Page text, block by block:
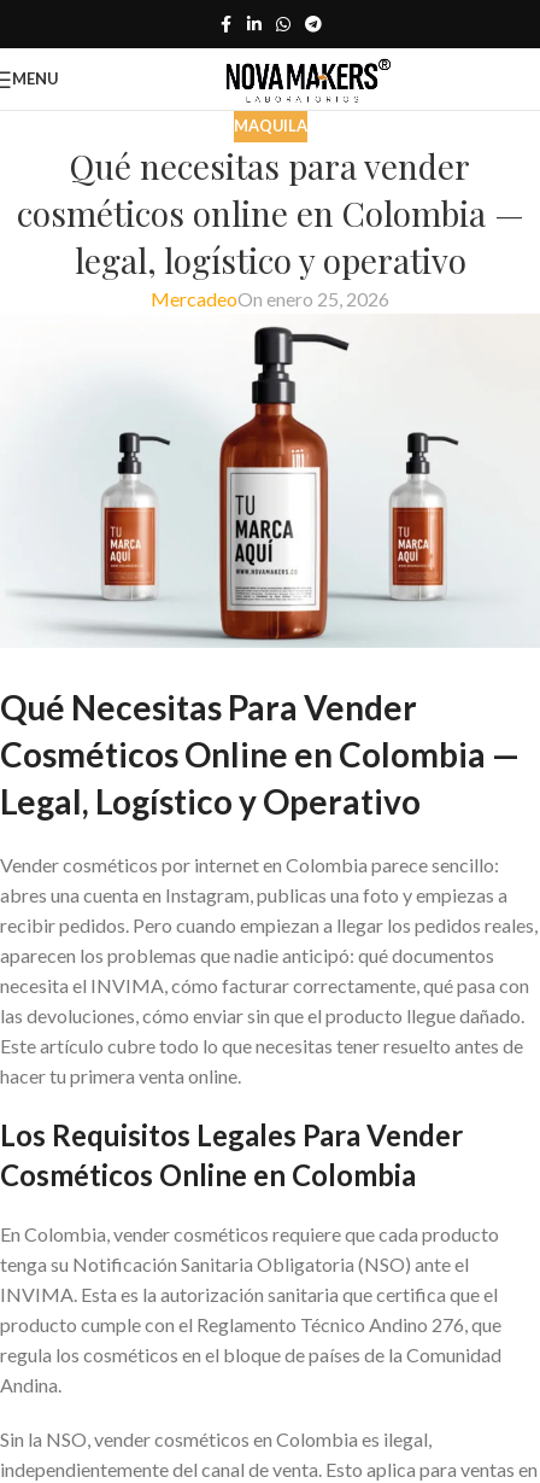
MENU
MAQUILA
Qué necesitas para vender
cosméticos online en Colombia —
legal, logístico y operativo
MercadeoOn enero 25, 2026
Qué Necesitas Para Vender
Cosméticos Online en Colombia —
Legal, Logístico y Operativo
Vender cosméticos por internet en Colombia parece sencillo:
abres una cuenta en Instagram, publicas una foto y empiezas a
recibir pedidos. Pero cuando empiezan a llegar los pedidos reales,
aparecen los problemas que nadie anticipó: qué documentos
necesita el INVIMA, cómo facturar correctamente, qué pasa con
las devoluciones, cómo enviar sin que el producto llegue dañado.
Este artículo cubre todo lo que necesitas tener resuelto antes de
hacer tu primera venta online.
Los Requisitos Legales Para Vender
Cosméticos Online en Colombia
En Colombia, vender cosméticos requiere que cada producto
tenga su Notificación Sanitaria Obligatoria (NSO) ante el
INVIMA. Esta es la autorización sanitaria que certifica que el
producto cumple con el Reglamento Técnico Andino 276, que
regula los cosméticos en el bloque de países de la Comunidad
Andina.
Sin la NSO, vender cosméticos en Colombia es ilegal,
independientemente del canal de venta. Esto aplica para ventas en